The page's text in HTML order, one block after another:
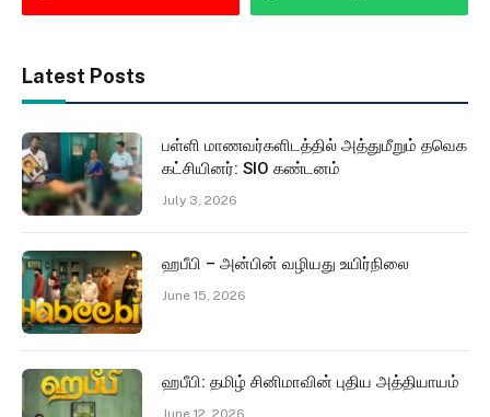
Latest Posts
பள்ளி மாணவர்களிடத்தில் அத்துமீறும் தவெக
கட்சியினர்: SIO கண்டனம்
July 3, 2026
ஹபீபி – அன்பின் வழியது உயிர்நிலை
June 15, 2026
ஹபீபி: தமிழ் சினிமாவின் புதிய அத்தியாயம்
June 12, 2026